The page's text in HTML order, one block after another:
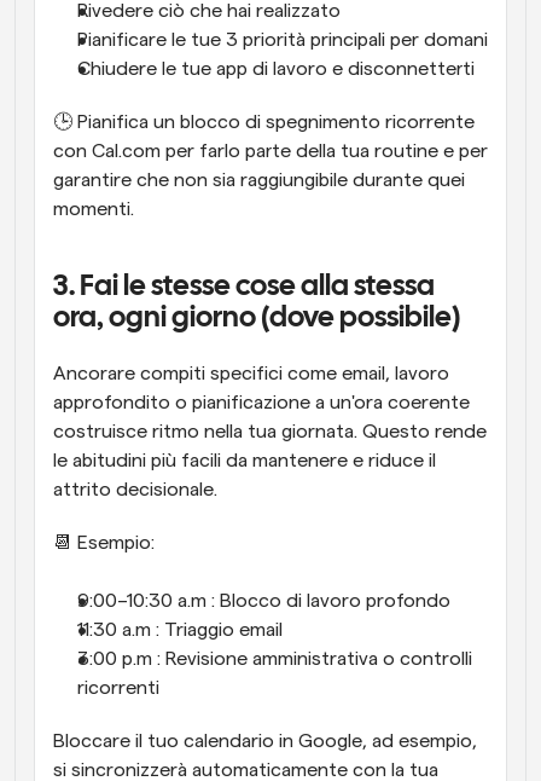
Rivedere ciò che hai realizzato
Pianificare le tue 3 priorità principali per domani
Chiudere le tue app di lavoro e disconnetterti
🕒 Pianifica un blocco di spegnimento ricorrente
con Cal.com per farlo parte della tua routine e per
garantire che non sia raggiungibile durante quei
momenti.
3. Fai le stesse cose alla stessa
ora, ogni giorno (dove possibile)
Ancorare compiti specifici come email, lavoro
approfondito o pianificazione a un'ora coerente
costruisce ritmo nella tua giornata. Questo rende
le abitudini più facili da mantenere e riduce il
attrito decisionale.
📆 Esempio:
9:00–10:30 a.m : Blocco di lavoro profondo
11:30 a.m : Triaggio email
3:00 p.m : Revisione amministrativa o controlli
ricorrenti
Bloccare il tuo calendario in Google, ad esempio,
si sincronizzerà automaticamente con la tua